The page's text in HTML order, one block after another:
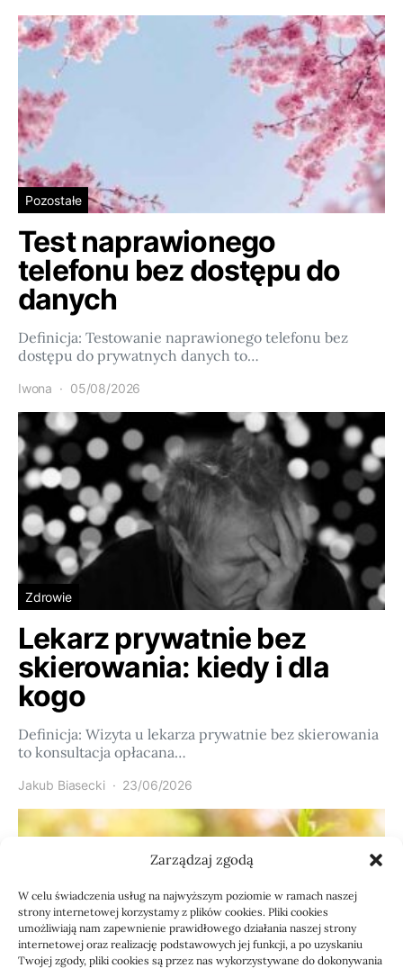
Zarządzaj zgodą
W celu świadczenia usług na najwyższym poziomie w ramach naszej
strony internetowej korzystamy z plików cookies. Pliki cookies
umożliwiają nam zapewnienie prawidłowego działania naszej strony
internetowej oraz realizację podstawowych jej funkcji, a po uzyskaniu
Twojej zgody, pliki cookies są przez nas wykorzystywane do dokonywania
Pozostałe
Test naprawionego
telefonu bez dostępu do
danych
Definicja: Testowanie naprawionego telefonu bez
dostępu do prywatnych danych to…
Iwona 05/08/2026
Zdrowie
Lekarz prywatnie bez
skierowania: kiedy i dla
kogo
Definicja: Wizyta u lekarza prywatnie bez skierowania
to konsultacja opłacana…
Jakub Biasecki 23/06/2026